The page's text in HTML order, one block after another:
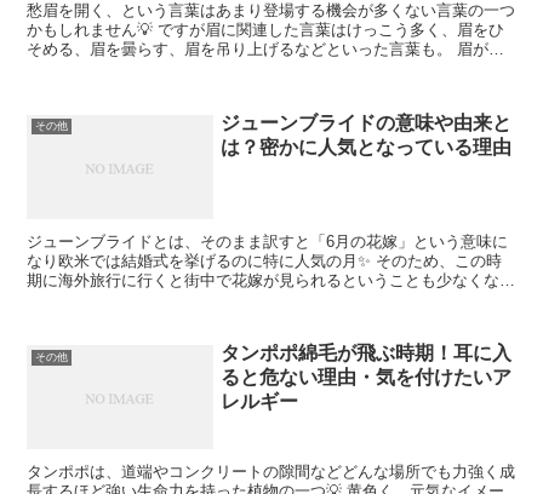
愁眉を開く、という言葉はあまり登場する機会が多くない言葉の一つ
かもしれません💡 ですが眉に関連した言葉はけっこう多く、眉をひ
そめる、眉を曇らす、眉を吊り上げるなどといった言葉も。 眉が下
その他
ジューンブライドの意味や由来と
は？密かに人気となっている理由
ジューンブライドとは、そのまま訳すと「6月の花嫁」という意味に
なり欧米では結婚式を挙げるのに特に人気の月✨ そのため、この時
期に海外旅行に行くと街中で花嫁が見られるということも少なくない
その他
タンポポ綿毛が飛ぶ時期！耳に入
ると危ない理由・気を付けたいア
レルギー
タンポポは、道端やコンクリートの隙間などどんな場所でも力強く成